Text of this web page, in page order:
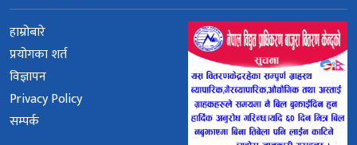
हाम्रोबारे
प्रयोगका शर्त
विज्ञापन
Privacy Policy
सम्पर्क